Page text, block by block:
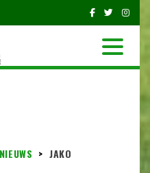
NIEUWS > JAKO